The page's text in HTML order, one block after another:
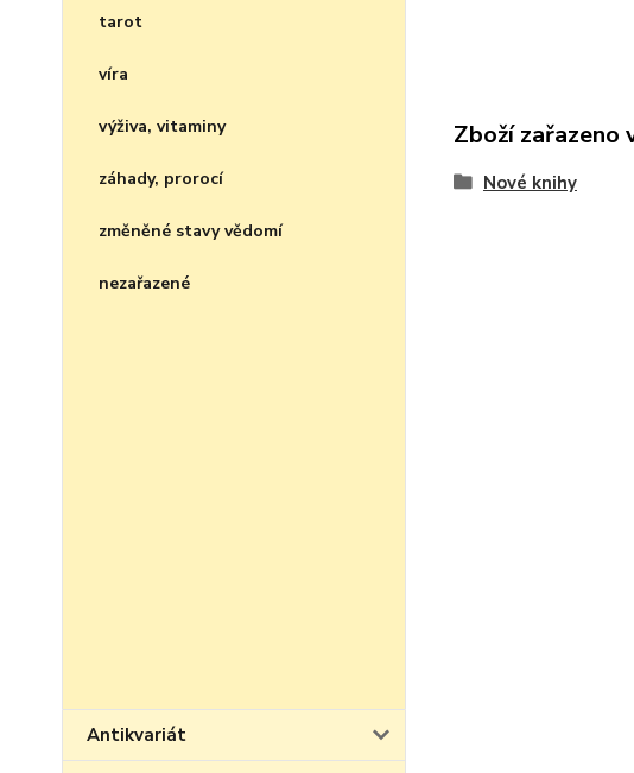
tarot
víra
výživa, vitaminy
záhady, prorocí
změněné stavy vědomí
nezařazené
Antikvariát
Zboží zařazeno
Nové knihy